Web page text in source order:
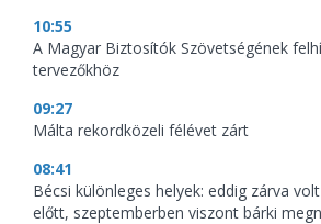
10:55
A Magyar Biztosítók Szövetségének
tervezőkhöz
09:27
Málta rekordközeli félévet zárt
08:41
Bécsi különleges helyek: eddig zárva
előtt, szeptemberben viszont bárki